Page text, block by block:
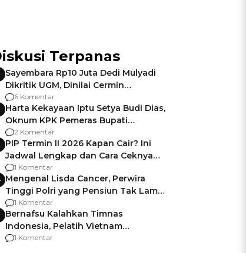
Terpanas
Sayembara Rp10 Juta Dedi Mulyadi
Dikritik UGM, Dinilai Cermin
Gagalnya Negara Jamin Keamanan
6 Komentar
Harta Kekayaan Iptu Setya Budi Dias,
Oknum KPK Pemeras Bupati
Pemalang
2 Komentar
PIP Termin II 2026 Kapan Cair? Ini
Jadwal Lengkap dan Cara Ceknya
agar Dana Tidak Hangus!
1 Komentar
Mengenal Lisda Cancer, Perwira
Tinggi Polri yang Pensiun Tak Lama
Usai Jadi Brigjen
1 Komentar
Bernafsu Kalahkan Timnas
Indonesia, Pelatih Vietnam
Berencana Pakai Jimat di Pakansari
1 Komentar